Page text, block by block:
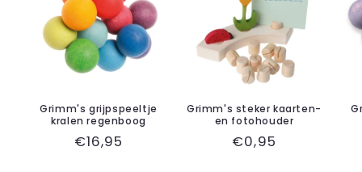
Grimm's grijpspeeltje
kralen regenboog
Normale
€16,95
Grimm's steker kaarten-
en fotohouder
Normale
€0,95